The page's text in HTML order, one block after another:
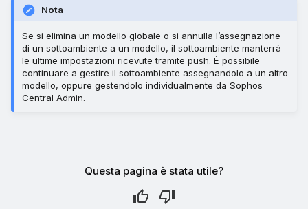
Nota
Se si elimina un modello globale o si annulla l’assegnazione
di un sottoambiente a un modello, il sottoambiente manterrà
le ultime impostazioni ricevute tramite push. È possibile
continuare a gestire il sottoambiente assegnandolo a un altro
modello, oppure gestendolo individualmente da Sophos
Central Admin.
Questa pagina è stata utile?